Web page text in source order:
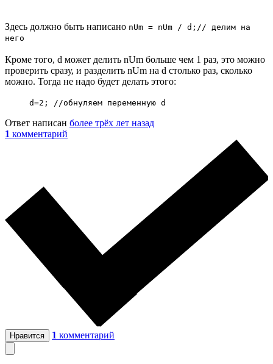
Здесь должно быть написано nUm = nUm / d;// делим на
него
Кроме того, d может делить nUm больше чем 1 раз, это можно
проверить сразу, и разделить nUm на d столько раз, сколько
можно. Тогда не надо будет делать этого:
d=2; //обнуляем переменную d
Ответ написан более трёх лет назад
1 комментарий
Нравится 1 комментарий